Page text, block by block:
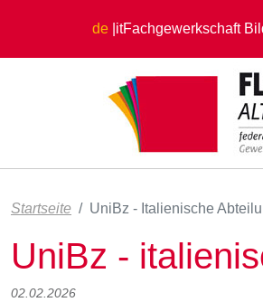
de itFachgewerkschaft
Startseite UniBz - Italienische
UniBz -
02.02.2026